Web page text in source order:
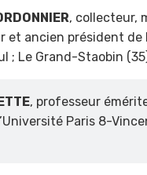
, collecteur,
et ancien président de
; Le Grand-Staobin
, professeur
Paris 8-